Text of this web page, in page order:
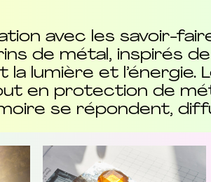
avec les savoir-
de métal, inspirés
lumière et l’énergie.
en protection de
se répondent,